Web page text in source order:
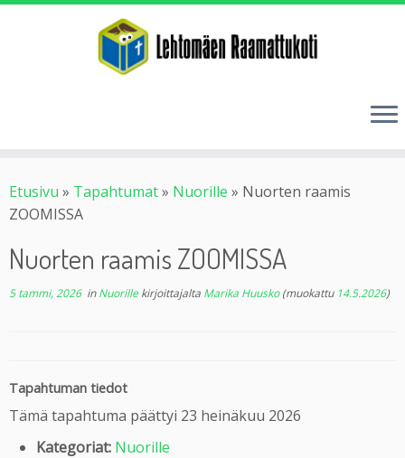
Etusivu » Tapahtumat» Nuorille » Nuorten raamis
ZOOMISSA
Nuorten raamis ZOOMISSA
5 tammi, 2026inNuorillekirjoittajalta Marika Huusko(muokattu 14.5.2026)
Tapahtuman tiedot
Tämä tapahtuma päättyi 23 heinäkuu 2026
Kategoriat: Nuorille